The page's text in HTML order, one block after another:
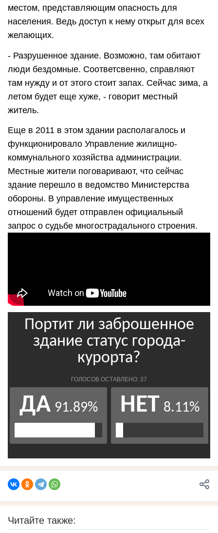
местом, представляющим опасность для
населения. Ведь доступ к нему открыт для всех
желающих.
- Разрушенное здание. Возможно, там обитают
люди бездомные. Соответсвенно, справляют
там нужду и от этого стоит запах. Сейчас зима, а
летом будет еще хуже, - говорит местный
житель.
Еще в 2011 в этом здании располагалось и
функционировало Управление жилищно-
коммунального хозяйства администрации.
Местные жители поговаривают, что сейчас
здание перешло в ведомство Министерства
обороны. В управление имущественных
отношений будет отправлен официальный
запрос о судьбе многострадального строения.
Читайте также: